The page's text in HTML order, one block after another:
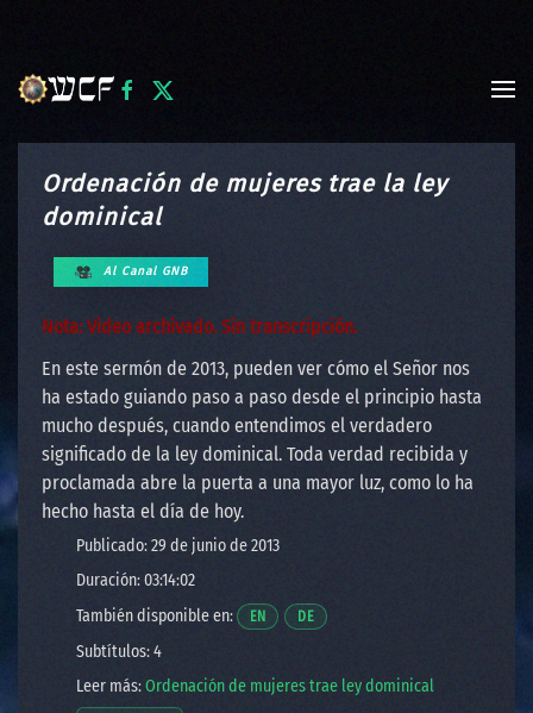
Ordenación de mujeres trae la ley
dominical
Al Canal GNB
Nota: Video archivado. Sin transcripción.
En este sermón de 2013, pueden ver cómo el Señor nos
ha estado guiando paso a paso desde el principio hasta
mucho después, cuando entendimos el verdadero
significado de la ley dominical. Toda verdad recibida y
proclamada abre la puerta a una mayor luz, como lo ha
hecho hasta el día de hoy.
Publicado: 29 de junio de 2013
Duración: 03:14:02
También disponible en:
ENOpens a video in a new window.
DEOpens a video in a new window.
Subtítulos: 4
Leer más:Ordenación de mujeres trae ley dominical